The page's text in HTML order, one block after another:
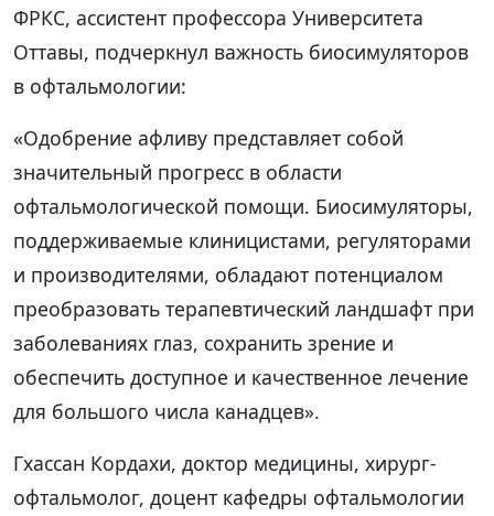
ФРКС, ассистент профессора Университета
Оттавы, подчеркнул важность биосимуляторов
в офтальмологии:
«Одобрение афливу представляет собой
значительный прогресс в области
офтальмологической помощи. Биосимуляторы,
поддерживаемые клиницистами, регуляторами
и производителями, обладают потенциалом
преобразовать терапевтический ландшафт при
заболеваниях глаз, сохранить зрение и
обеспечить доступное и качественное лечение
для большого числа канадцев».
Гхассан Кордахи, доктор медицины, хирург-
офтальмолог, доцент кафедры офтальмологии